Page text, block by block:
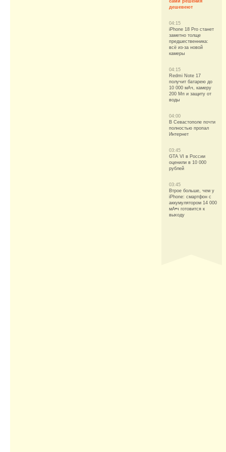
сами решения
дешевеют
04:15
iPhone 18 Pro станет
заметно толще
предшественника:
всё из-за новой
камеры
04:15
Redmi Note 17
получит батарею до
10 000 мАч, камеру
200 Мп и защиту от
воды
04:00
В Севастополе почти
полностью пропал
Интернет
03:45
GTA VI в России
оценили в 10 000
рублей
03:45
Втрое больше, чем у
iPhone: смартфон с
аккумулятором 14 000
мА•ч готовится к
выходу